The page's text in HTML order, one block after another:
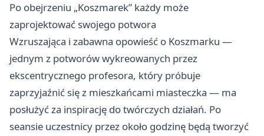
Po obejrzeniu „Koszmarek” każdy może
zaprojektować swojego potwora
Wzruszająca i zabawna opowieść o Koszmarku —
jednym z potworów wykreowanych przez
ekscentrycznego profesora, który próbuje
zaprzyjaźnić się z mieszkańcami miasteczka — ma
posłużyć za inspirację do twórczych działań. Po
seansie uczestnicy przez około godzinę będą tworzyć